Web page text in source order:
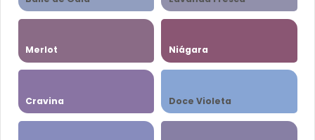
Merlot Niágara
Cravina Doce Violeta